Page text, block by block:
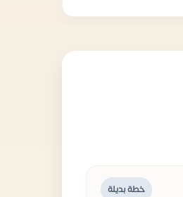
خطة بديلة